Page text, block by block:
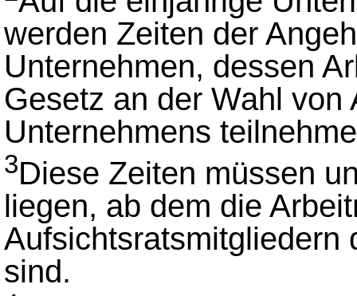
werden Zeiten der
Unternehmen, dessen
Gesetz an der Wahl
Unternehmens
3Diese Zeiten müssen
liegen, ab dem die
Aufsichtsratsmitgliedern
sind.